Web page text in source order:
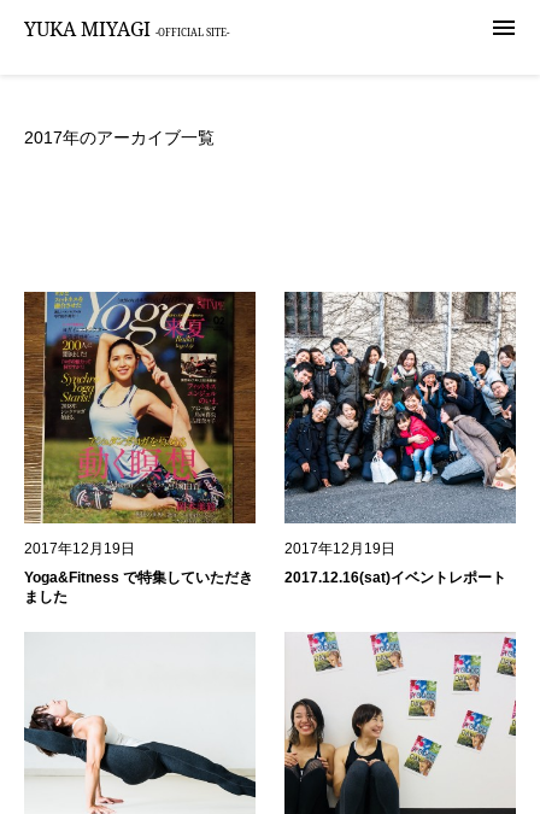

YUKA MIYAGI -OFFICIAL SITE-
2017年のアーカイブ一覧
2017年12月19日
Yoga&Fitness で特集していただき
ました
2017年12月19日
2017.12.16(sat)イベントレポート